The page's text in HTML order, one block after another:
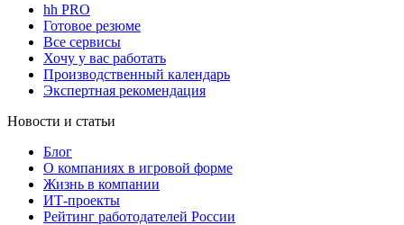
hh PRO
Готовое резюме
Все сервисы
Хочу у вас работать
Производственный календарь
Экспертная рекомендация
Новости и статьи
Блог
О компаниях в игровой форме
Жизнь в компании
ИТ-проекты
Рейтинг работодателей России